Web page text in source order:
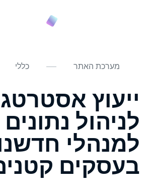
מערכת האתר כללי
לניהול נתונים
למנהלי
בעסקים